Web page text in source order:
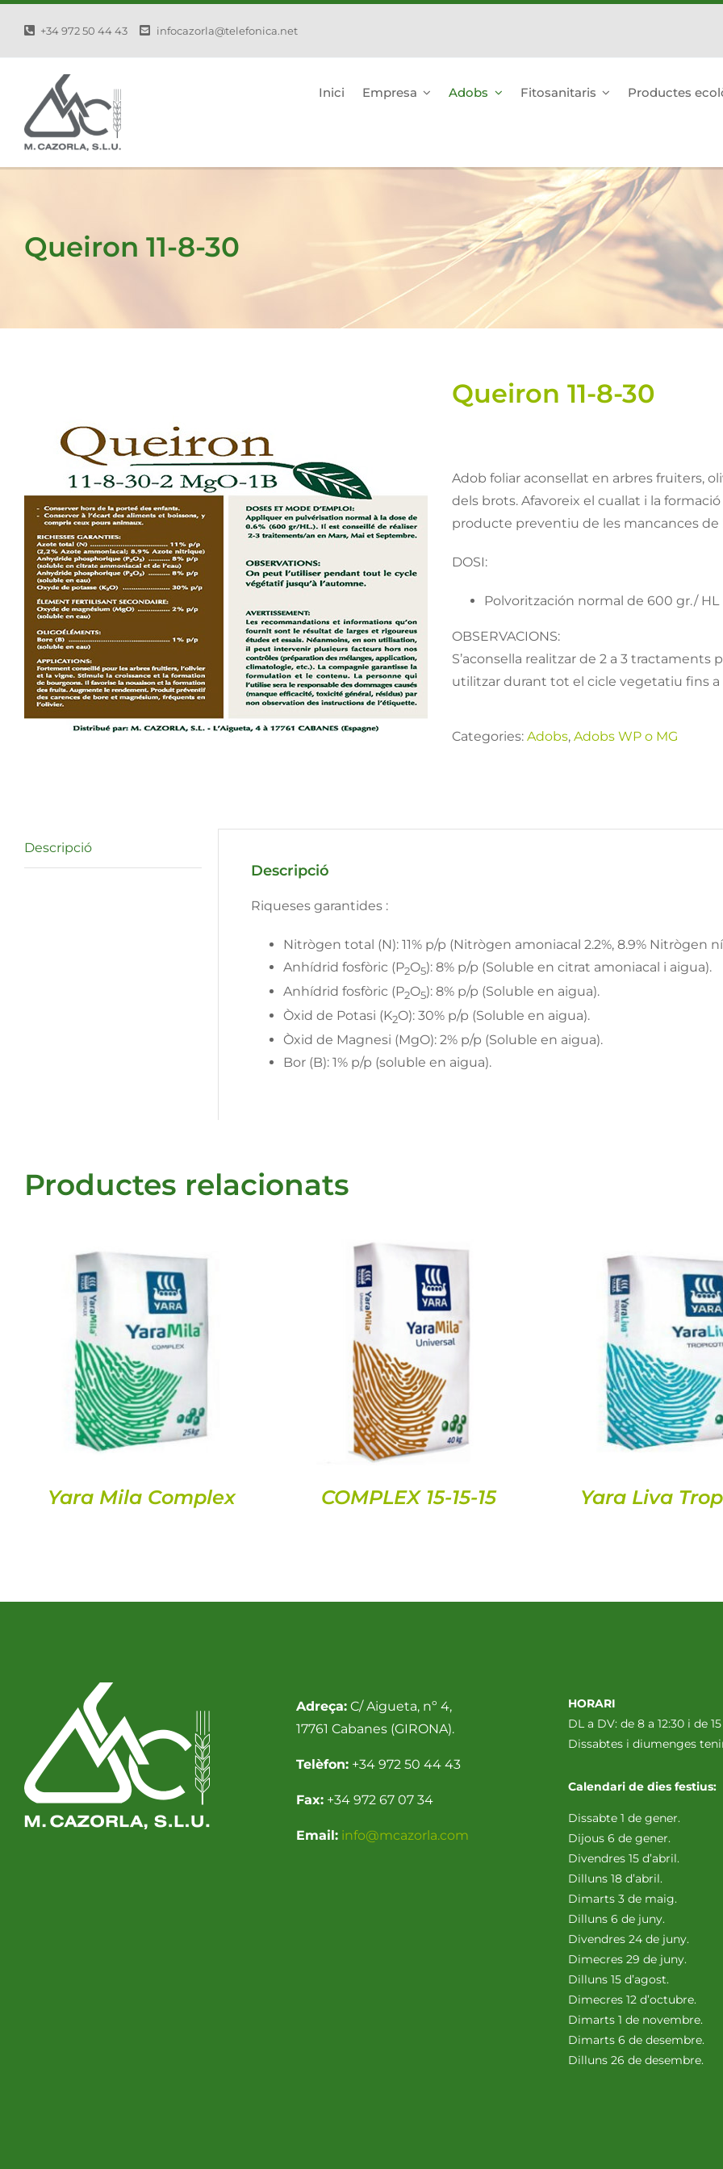
content
+34 972 50 44 43 infocazorla@telefonica.net
Inici Empresa Adobs Fitosanitaris Productes
Queiron 11-8-30
Queiron 11-8-30
Adob foliar aconsellat en arbres fruiters,
dels brots. Afavoreix el cuallat i la
producte preventiu de les mancances
DOSI:
Polvoritzación normal de 600 gr./ HL
OBSERVACIONS:
S’aconsella realitzar de 2 a 3 tractaments
utilitzar durant tot el cicle vegetatiu fins a
Categories: Adobs, Adobs WP o MG
Descripció
Descripció
Riqueses garantides :
Nitrògen total (N): 11% p/p (Nitrògen amoniacal 2.2%, 8.9% Nitrògen
Anhídrid fosfòric (P2O5): 8% p/p (Soluble en citrat amoniacal i aigua).
Anhídrid fosfòric (P2O5): 8% p/p (Soluble en aigua).
Òxid de Potasi (K2O): 30% p/p (Soluble en aigua).
Òxid de Magnesi (MgO): 2% p/p (Soluble en aigua).
Bor (B): 1% p/p (soluble en aigua).
Productes relacionats
DETALLS
Yara Mila Complex
DETALLS
COMPLEX 15-15-15
DETALLS
Yara Liva
Adreça:C/ Aigueta, nº 4,
17761 Cabanes (GIRONA).
Telèfon:+34 972 50 44 43
Fax:+34 972 67 07 34
Email: info@mcazorla.com
HORARI
DL a DV: de 8 a 12:30 i de
Dissabtes i diumenges
Calendari de dies festius:
Dissabte 1 de gener.
Dijous 6 de gener.
Divendres 15 d’abril.
Dilluns 18 d’abril.
Dimarts 3 de maig.
Dilluns 6 de juny.
Divendres 24 de juny.
Dimecres 29 de juny.
Dilluns 15 d’agost.
Dimecres 12 d’octubre.
Dimarts 1 de novembre.
Dimarts 6 de desembre.
Dilluns 26 de desembre.